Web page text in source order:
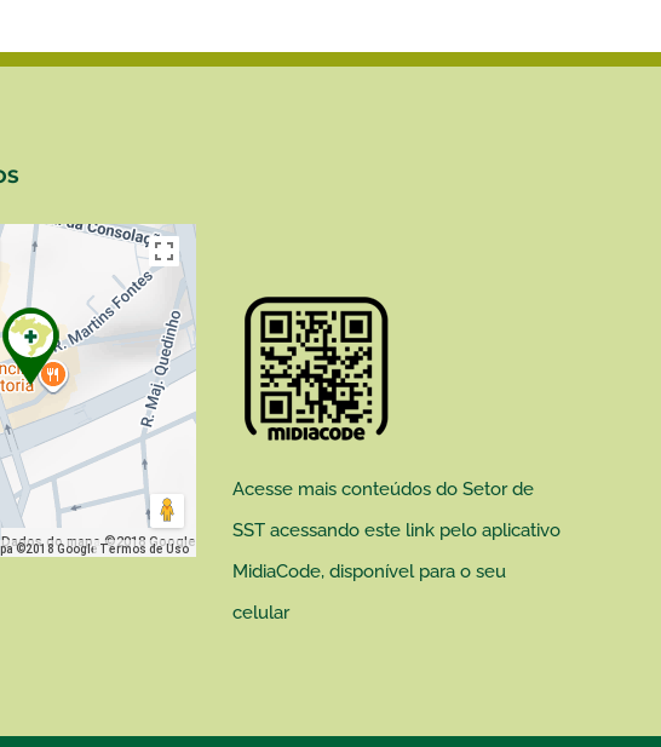
©2018 Google
Dados do mapa ©2018 Google
Termos de Uso
Acesse mais conteúdos do Setor de
SST acessando este link pelo aplicativo
MidiaCode, disponível para o seu
celular